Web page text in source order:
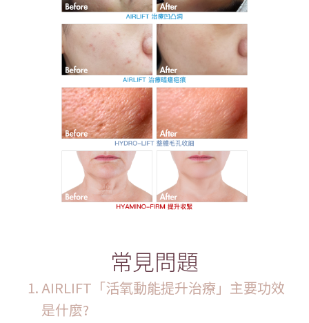
常見問題
AIRLIFT「活氧動能提升治療」主要功效
是什麼?